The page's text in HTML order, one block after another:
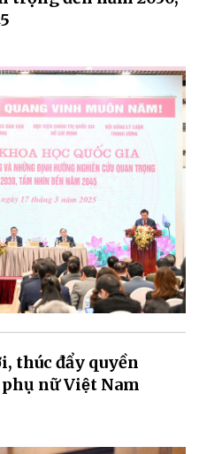
thúc đẩy quyền
nữ Việt Nam